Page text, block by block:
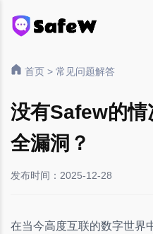
首页 > 常见问题解答
没有Safew的情
全漏洞？
发布时间：2025-12-28
在当今高度互联的数字世界